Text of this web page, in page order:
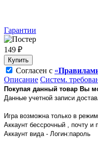
Гарантии
149 ₽
Купить
Согласен с «
Описание Систем.
Покупая данный товар Вы
Данные учетной записи
Игра возможна только в
Аккаунт бессрочный , почту и
Аккаунт вида - Логин:пароль